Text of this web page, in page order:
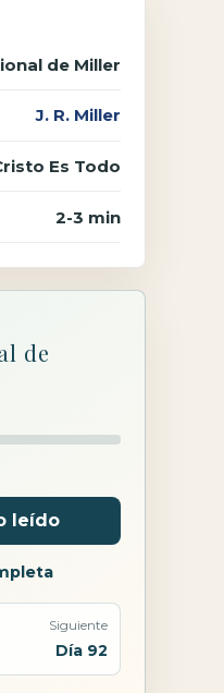
de Miller
J. R. Miller
Es Todo
2-3 min
de
leído
Siguiente
Día 92